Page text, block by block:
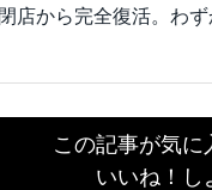
店から完全復活。わ
この記事が気に
いいね！し